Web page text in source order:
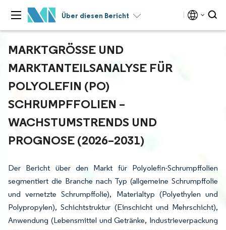
Über diesen Bericht
MARKTGRÖSSE UND M
ARKTANTEILSANALYSE FÜR P
OLYOLEFIN (PO) S
CHRUMPFFOLIEN – W
ACHSTUMSTRENDS UND P
ROGNOSE (2026–2031)
Der Bericht über den Markt für Polyolefin-Schrumpffolien
segmentiert die Branche nach Typ (allgemeine Schrumpffolie
und vernetzte Schrumpffolie), Materialtyp (Polyethylen und
Polypropylen), Schichtstruktur (Einschicht und Mehrschicht),
Anwendung (Lebensmittel und Getränke, Industrieverpackung